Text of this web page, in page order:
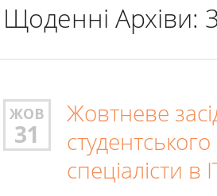
Щоденні Архіви:
ЖОВ
31
Жовтневе
спеціалісти в